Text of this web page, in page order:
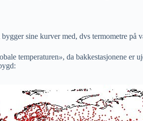
sine kurver med, dvs termometre på
temperaturen», da bakkestasjonene er